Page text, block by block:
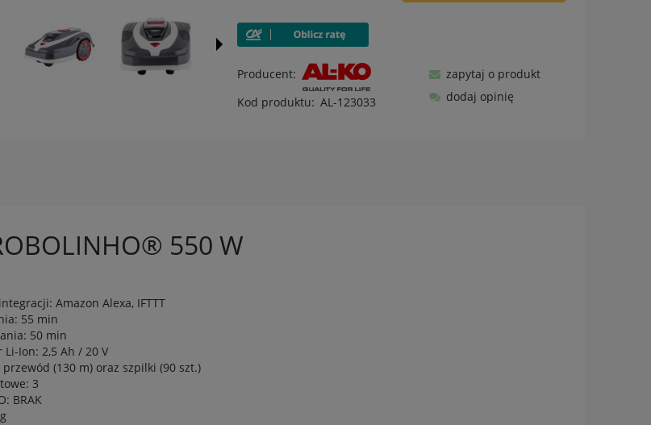
Producent:
Kod produktu: AL-123033
zapytaj o produkt
dodaj opinię
550 W
Amazon Alexa, IFTTT
55 min
50 min
Ion: 2,5 Ah / 20 V
(130 m) oraz szpilki (90 szt.)
3
BRAK